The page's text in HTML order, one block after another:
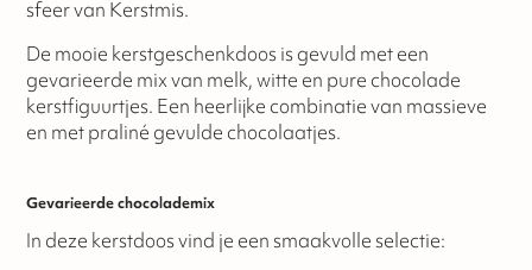
sfeer van Kerstmis.
De mooie kerstgeschenkdoos is gevuld met een
gevarieerde mix van melk, witte en pure chocolade
kerstfiguurtjes. Een heerlijke combinatie van massieve
en met praliné gevulde chocolaatjes.
Gevarieerde chocolademix
In deze kerstdoos vind je een smaakvolle selectie: